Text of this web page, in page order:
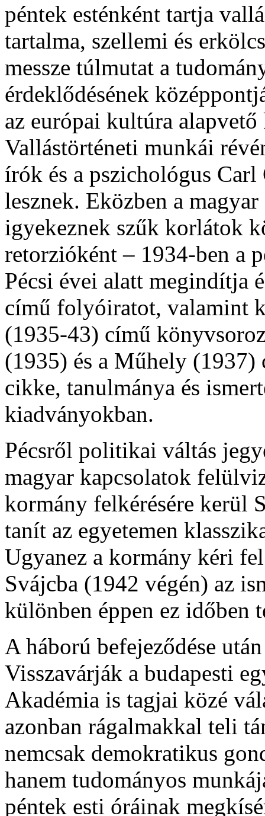
péntek esténként tartja
tartalma, szellemi és
messze túlmutat a
érdeklődésének
az európai kultúra
Vallástörténeti munkái
írók és a pszichológus
lesznek. Eközben a
igyekeznek szűk korlátok
retorzióként – 1934-ben a
Pécsi évei alatt megindítja
című folyóiratot, valamint
(1935-43) című
(1935) és a Műhely (1937)
cikke, tanulmánya és
kiadványokban.
Pécsről politikai váltás
magyar kapcsolatok
kormány felkérésére kerül
tanít az egyetemen
Ugyanez a kormány kéri
Svájcba (1942 végén) az
különben éppen ez időben
A háború befejeződése
Visszavárják a budapesti
Akadémia is tagjai közé
azonban rágalmakkal teli
nemcsak demokratikus
hanem tudományos
péntek esti óráinak